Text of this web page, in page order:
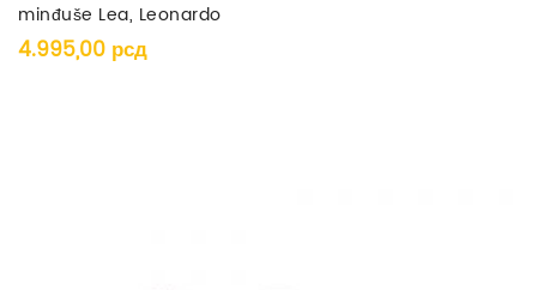
minđuše Lea, Leonardo
4.995,00 рсд